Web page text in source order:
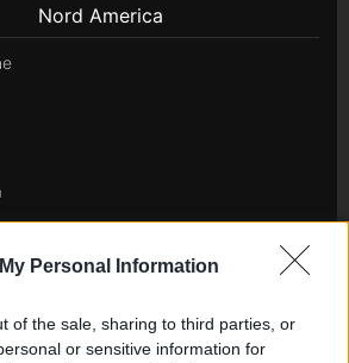
Personal Information
of the sale, sharing to third parties, or
or sensitive information for
Nord America